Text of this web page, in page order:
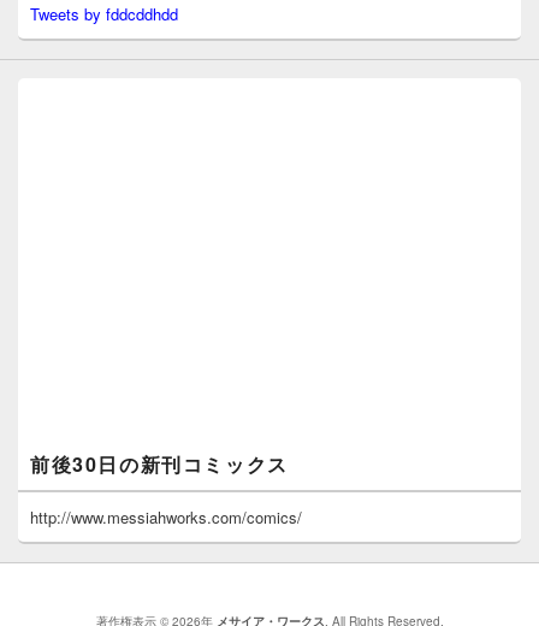
Tweets by fddcddhdd
前後30日の新刊コミックス
http://www.messiahworks.com/comics/
著作権表示 © 2026年 メサイア・ワークス . All Rights Reserved.